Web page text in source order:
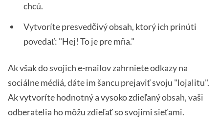
chcú.
Vytvoríte presvedčivý obsah, ktorý ich prinúti
povedať: "Hej! To je pre mňa."
Ak však do svojich e-mailov zahrniete odkazy na
sociálne médiá, dáte im šancu prejaviť svoju "lojalitu".
Ak vytvoríte hodnotný a vysoko zdieľaný obsah, vaši
odberatelia ho môžu zdieľať so svojimi sieťami.